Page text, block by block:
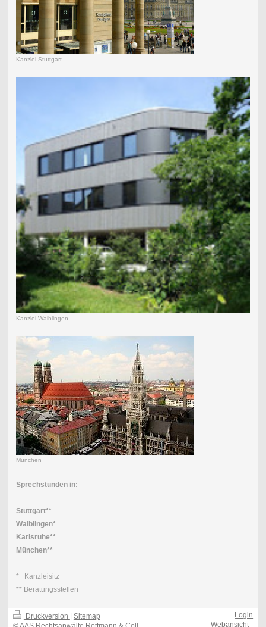
Kanzlei Stuttgart
Kanzlei Waiblingen
München
Sprechstunden in:
Stuttgart**
Waiblingen*
Karlsruhe**
München**
* Kanzleisitz
** Beratungsstellen
Druckversion
Sitemap
Login
-Webansicht-